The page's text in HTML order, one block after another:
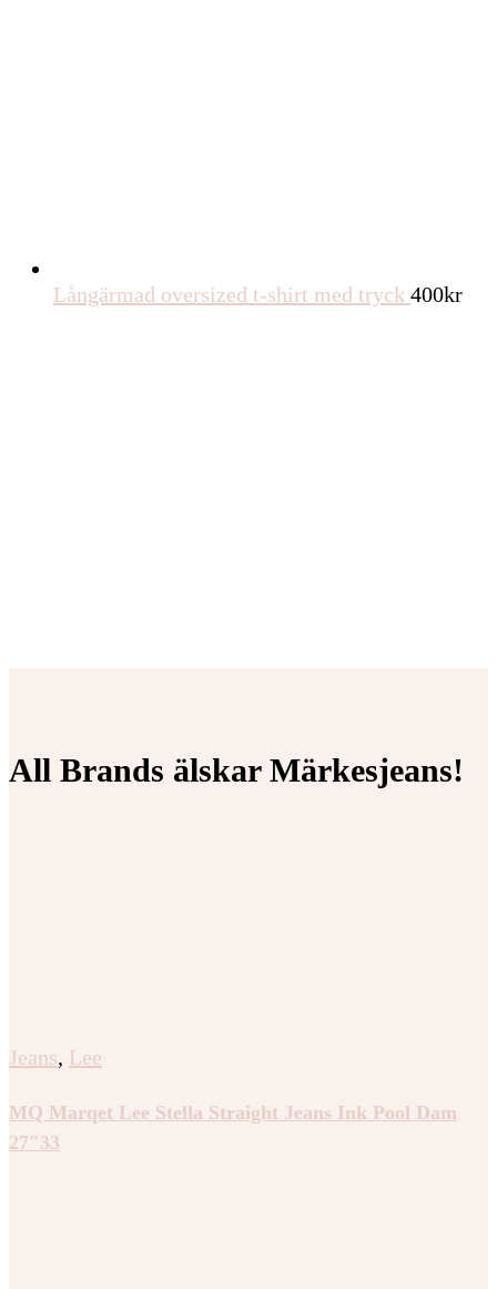
Långärmad oversized t-shirt med tryck 400kr
All Brands älskar Märkesjeans!
Jeans, Lee
MQ Marqet Lee Stella Straight Jeans Ink Pool Dam
27″33